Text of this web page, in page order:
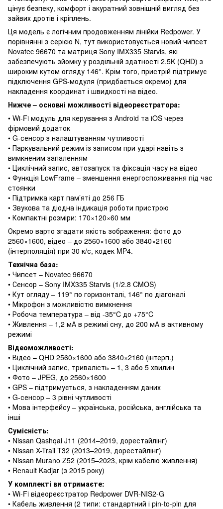
цінує безпеку, комфорт і акуратний зовнішній вигляд без
зайвих дротів і кріплень.
Ця модель є логічним продовженням лінійки Redpower. У
порівнянні з серією N, тут використовується новий чипсет
Novatec 96670 та матриця Sony IMX335 Starvis, які
забезпечують зйомку у роздільній здатності 2.5K (QHD) з
широким кутом огляду 146°. Крім того, пристрій підтримує
підключення GPS-модуля (придбається окремо) для
накладення координат і швидкості на відео.
Нижче – основні можливості відеореєстратора:
• Wi-Fi модуль для керування з Android та iOS через
фірмовий додаток
• G-сенсор з налаштуванням чутливості
• Паркувальний режим із записом при ударі навіть з
вимкненим запаленням
• Циклічний запис, автозапуск та фіксація часу на відео
• Функція LowFrame – зменшення енергоспоживання під час
стоянки
• Підтримка карт пам’яті до 256 ГБ
• Звукова та діодна індикація роботи пристрою
• Компактні розміри: 170×120×60 мм
Окремо варто згадати якість зображення: фото до
2560×1600, відео – до 2560×1600 або 3840×2160
(інтерполяція) при 30 к/с, кодек MP4.
Технічна база:
• Чипсет – Novatec 96670
• Сенсор – Sony IMX335 Starvis (1/2.8 CMOS)
• Кут огляду – 119° по горизонталі, 146° по діагоналі
• Мікрофон з можливістю вимкнення
• Робоча температура – від -35°C до +75°C
• Живлення – 1,2 мА в режимі сну, до 200 мА в активному
режимі
Відеоможливості:
• Відео – QHD 2560×1600 або 3840×2160 (інтерп.)
• Циклічний запис, тривалість – 1, 3 або 5 хвилин
• Фото – JPEG, до 2560×1600
• GPS – підтримується, з накладенням даних
• G-сенсор – 3 рівні чутливості
• Мова інтерфейсу – українська, російська, англійська та
інші
Сумісність:
• Nissan Qashqai J11 (2014–2019, дорестайлінг)
• Nissan X-Trail T32 (2013–2019, дорестайлінг)
• Nissan Murano Z52 (2015–2023, крім кабелю живлення)
• Renault Kadjar (з 2015 року)
У комплекті ви отримаєте:
• Wi-Fi відеореєстратор Redpower DVR-NIS2-G
• Кабель живлення (2 типи: стандартний і pin-to-pin для